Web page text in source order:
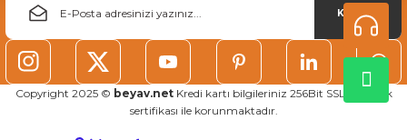
KAYDOL
Copyright 2025 © beyav.netKredi kartı bilgileriniz 256Bit SSL güvenlik
sertifikası ile korunmaktadır.